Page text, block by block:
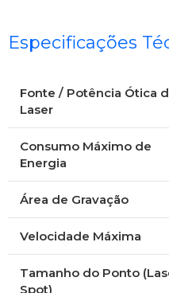
Especificações
Fonte / Potência Ótica
Laser
Consumo Máximo de
Energia
Área de Gravação
Velocidade Máxima
Tamanho do Ponto
Spot)